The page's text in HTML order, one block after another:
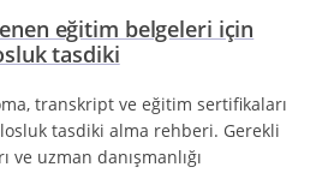
eğitim belgeleri için
tasdiki
transkript ve eğitim sertifikaları
tasdiki alma rehberi. Gerekli
ve uzman danışmanlığı